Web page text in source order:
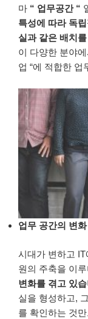
마 “ 업무공간 “
특성에 따라 독
실과 같은 배치
이 다양한 분야
업 “에 적합한 업
업무 공간의 변화
시대가 변하고 IT
원의 주축을 이루
변화를 겪고 있
실을 형성하고,
를 확인하는 것